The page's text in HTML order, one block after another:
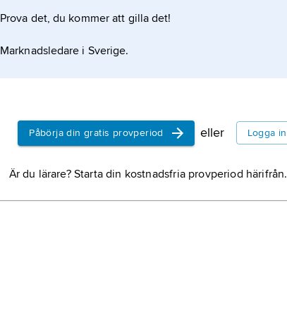
Prova det, du kommer att gilla det!
Marknadsledare i Sverige.
Påbörja din gratis provperiod eller Logga in
Är du lärare? Starta din kostnadsfria provperiod härifrån.